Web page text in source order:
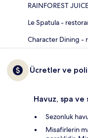
RAINFOREST
Le Spatula -
Character Dining -
Ücretler ve
Havuz, spa ve
Sezonluk
Misafirlerin